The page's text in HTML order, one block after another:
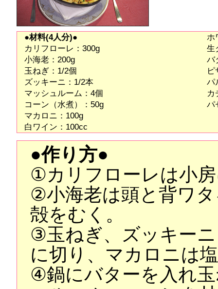
●材料(4人分)●
カリフローレ：300g
小海老：200g
玉ねぎ：1/2個
ズッキーニ：1/2本
マッシュルーム：4個
コーン（水煮）：50g
マカロニ：100g
白ワイン：100cc
ホ
生
バ
ピ
パ
カ
パ
●作り方●
①カリフローレは小
②小海老は頭と背ワ
殻をむく。
③玉ねぎ、ズッキー
に切り、マカロニは
④鍋にバターを入れ